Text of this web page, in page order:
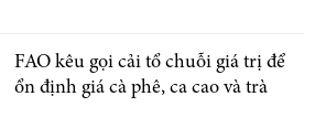
FAO kêu gọi cải tổ chuỗi giá trị để
ổn định giá cà phê, ca cao và trà